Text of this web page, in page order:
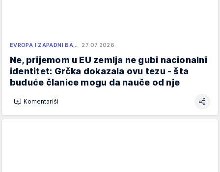
EVROPA I ZAPADNI BA… 27.07.2026.
Ne, prijemom u EU zemlja ne gubi nacionalni
identitet: Grčka dokazala ovu tezu - šta
buduće članice mogu da nauče od nje
Komentariši